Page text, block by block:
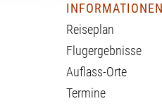
INFORMATIONEN
Reiseplan
Flugergebnisse
Auflass-Orte
Termine